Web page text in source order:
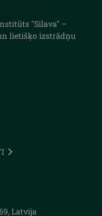
"Silava" –
lietišķo izstrādņu
Latvija